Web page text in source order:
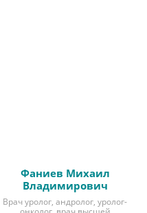
Фаниев Михаил
Владимирович
Врач уролог, андролог, уролог-